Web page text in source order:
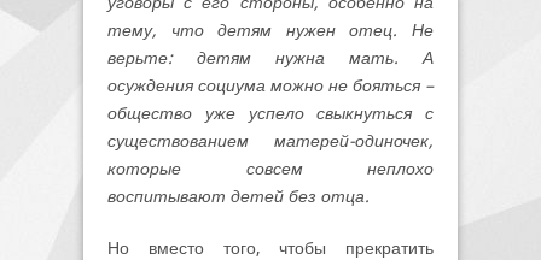
тему, что детям нужен отец. Не
верьте: детям нужна мать. А
осуждения социума можно не бояться –
общество уже успело свыкнуться с
существованием матерей-одиночек,
которые совсем неплохо
воспитывают детей без отца.
Но вместо того, чтобы прекратить